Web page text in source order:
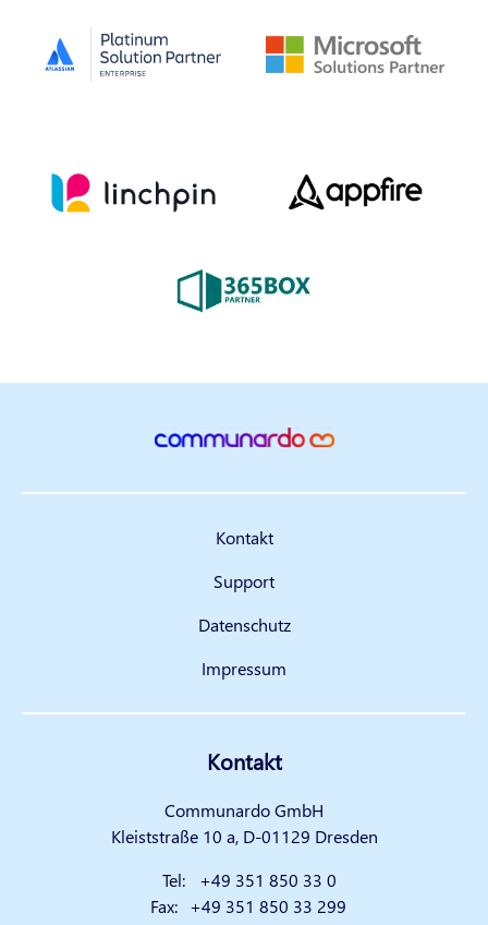
Kontakt
Support
Datenschutz
Impressum
Kontakt
Communardo GmbH
Kleiststraße 10 a, D-01129 Dresden
Tel:
+49 351 850 33 0
Fax: +49 351 850 33 299